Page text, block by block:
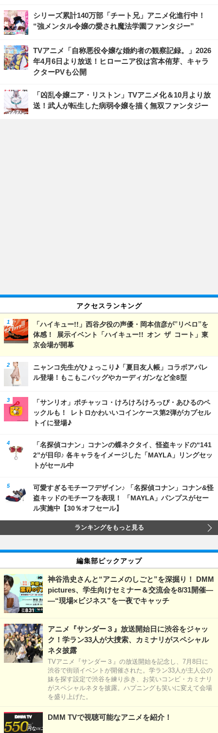
シリーズ累計140万部「チート兄」アニメ化進行中！
“強メンタル令嬢の愛され魔法学園ファンタジー”
TVアニメ「自称悪役令嬢な婚約者の観察記録。」2026
年4月6日より放送！ヒローニア役は宮本侑芽、キャラ
クターPVも公開
「凶乱令嬢ニア・リストン」TVアニメ化＆10月より放
送！武人が転生した病弱令嬢を描く無双ファンタジー
アクセスランキング
「ハイキュー!!」西谷夕役の声優・岡本信彦が”リベロ”を
体感！ 展示イベント「ハイキュー!! オン ザ コート」東
京会場が開幕
ニャンコ先生がひょっこり♪「夏目友人帳」コラボアパレ
ル登場！もこもこバッグやカーディガンなど全8型
「サンリオ」ポチャッコ・けろけろけろっぴ・あひるのペ
ックルも！ レトロかわいいコインケース第2弾がカプセル
トイに登場♪
「名探偵コナン」コナンの蝶ネクタイ、怪盗キッドの“141
2”が目印♪ 各キャラをイメージした「MAYLA」リングセッ
トがセール中
可愛すぎるモチーフデザイン♪ 「名探偵コナン」コナン&怪
盗キッドのモチーフを表現！ 「MAYLA」パンプスがセー
ル実施中【30％オフセール】
ランキングをもっと見る
編集部ピックアップ
神谷浩史さんと“アニメのしごと”を深掘り！ DMM
pictures、学生向けセミナー＆交流会を8/31開催―
―“現場×ビジネス”を一夜でキャッチ
アニメ『サンダー３』放送開始日に渋谷をジャッ
ク！学ラン33人が大捜索、カミナリがスペシャル
ネタ披露
TVアニメ『サンダー３』の放送開始を記念し、7月8日に
渋谷で街頭イベントが開催された。学ラン33人が主人公の
妹を探す設定で渋谷を練り歩き、お笑いコンビ・カミナリ
がスペシャルネタを披露。ハプニングも笑いに変えて会場
を盛り上げた。
DMM TVで視聴可能なアニメを紹介！